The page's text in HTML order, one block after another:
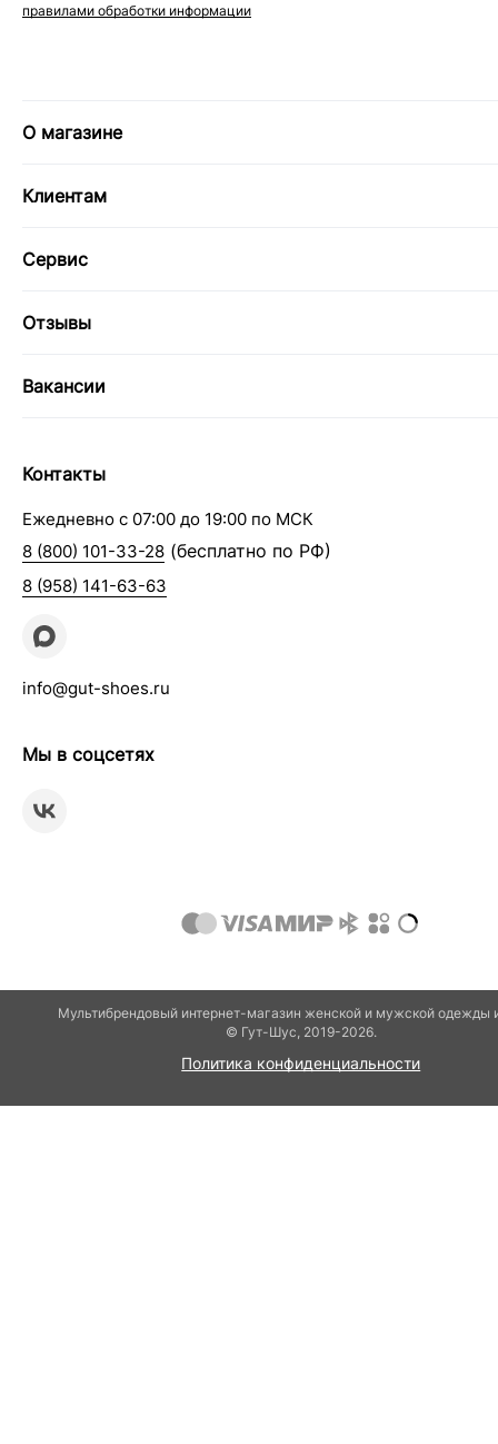
правилами обработки информации
О магазине
Клиентам
Сервис
Отзывы
Вакансии
Контакты
Ежедневно с 07:00 до 19:00 по МСК
8 (800) 101-33-28 (бесплатно по РФ)
8 (958) 141-63-63
info@gut-shoes.ru
Мы в соцсетях
Мультибрендовый интернет-магазин женской и мужской одежды
© Гут-Шуc, 2019-2026.
Политика конфиденциальности